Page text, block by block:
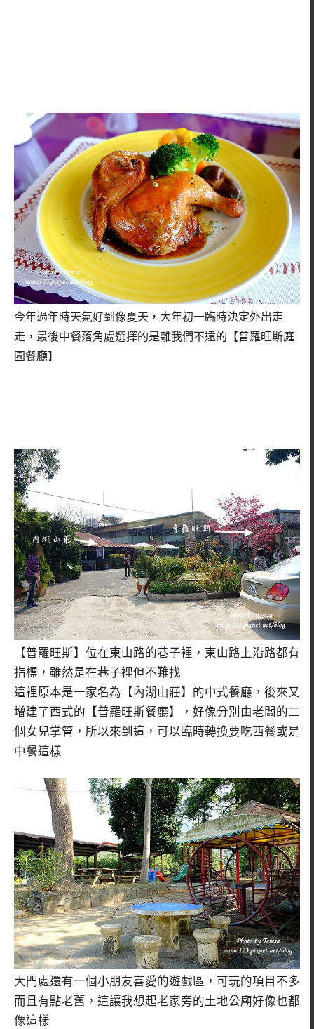
今年過年時天氣好到像夏天，大年初一臨時決定外出走
走，最後中餐落角處選擇的是離我們不遠的【普羅旺斯庭
園餐廳】
【普羅旺斯】位在東山路的巷子裡，東山路上沿路都有
指標，雖然是在巷子裡但不難找
這裡原本是一家名為【內湖山莊】的中式餐廳，後來又
增建了西式的【普羅旺斯餐廳】，好像分別由老闆的二
個女兒掌管，所以來到這，可以臨時轉換要吃西餐或是
中餐這樣
大門處還有一個小朋友喜愛的遊戲區，可玩的項目不多
而且有點老舊，這讓我想起老家旁的土地公廟好像也都
像這樣